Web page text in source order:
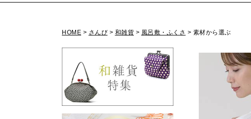
半衿 帯〆 帯揚
帯留・三分紐・末広
かんざし・髪飾り・櫛
草履・バッグ
小銭入れ・丸型3.3寸
小銭入れ・丸型2.5寸
小銭入れ・角型2.5寸
化粧ポーチ・4.5寸
HOME さんび 和雑貨 風呂敷・ふくさ 素材から選ぶ